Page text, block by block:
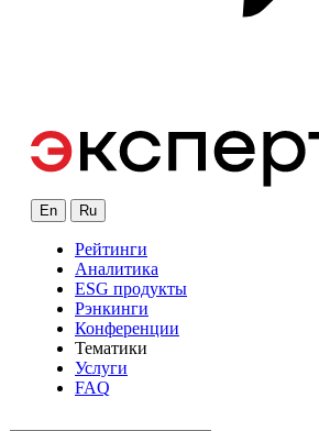
En Ru
Рейтинги
Аналитика
ESG продукты
Рэнкинги
Конференции
Тематики
Услуги
FAQ